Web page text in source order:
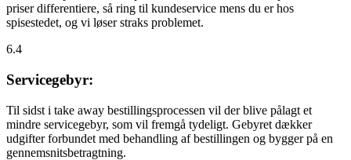
priser differentiere, så ring til kundeservice mens du er hos
spisestedet, og vi løser straks problemet.
6.4
Servicegebyr:
Til sidst i take away bestillingsprocessen vil der blive pålagt et
mindre servicegebyr, som vil fremgå tydeligt. Gebyret dækker
udgifter forbundet med behandling af bestillingen og bygger på en
gennemsnitsbetragtning.